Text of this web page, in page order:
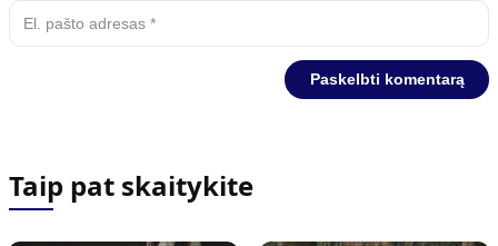
Taip pat skaitykite